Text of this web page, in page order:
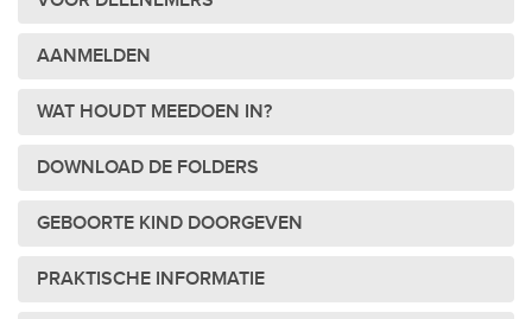
AANMELDEN
WAT HOUDT MEEDOEN IN?
DOWNLOAD DE FOLDERS
GEBOORTE KIND DOORGEVEN
PRAKTISCHE INFORMATIE